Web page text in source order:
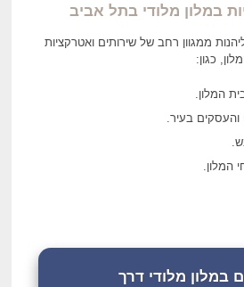
במלון מלודי בתל אביב
ממגוון רחב של שירותים ואטרקציות
כגון:
המלון.
והעסקים בעיר.
המלון.
במלון מלודי דרך